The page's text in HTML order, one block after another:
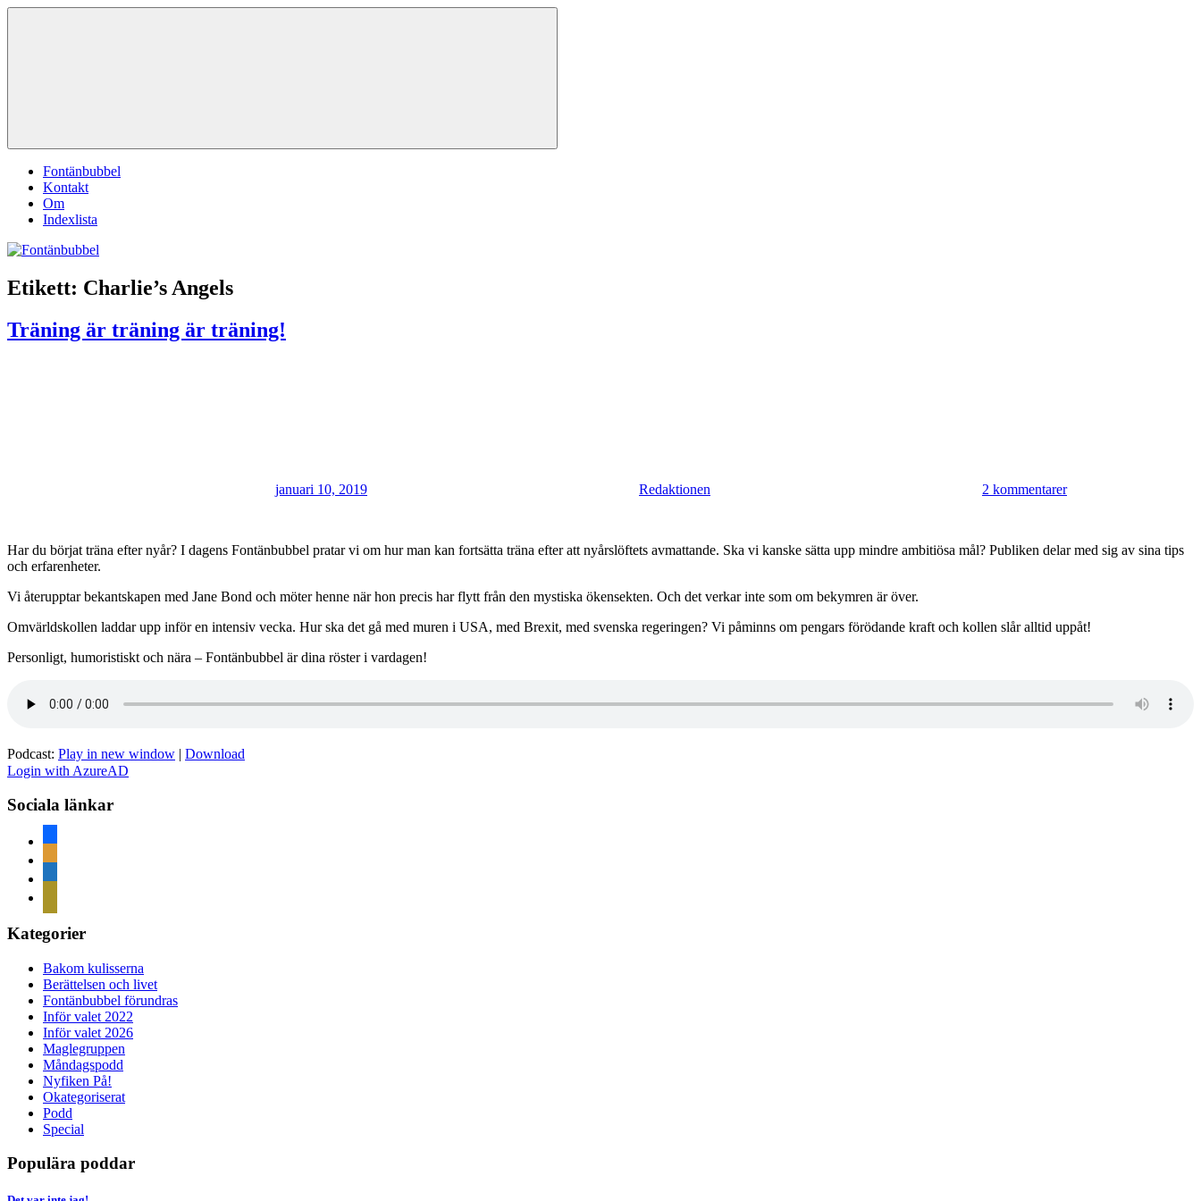
Hoppa
Meny
Fontänbubbel
Kontakt
Om
Indexlista
Etikett: Charlie’s Angels
Träning är träning är träning!
januari 10, 2019 Redaktionen 2 kommentarer
Har du börjat träna efter nyår? I dagens Fontänbubbel pratar vi om hur man kan fortsätta träna efter att nyårslöftets avmattande. Ska vi kanske sätta upp mindre ambitiösa mål? Publiken delar med sig av sina tips
och erfarenheter.
Vi återupptar bekantskapen med Jane Bond och möter henne när hon precis har flytt från den mystiska ökensekten. Och det verkar inte som om bekymren är över.
Omvärldskollen laddar upp inför en intensiv vecka. Hur ska det gå med muren i USA, med Brexit, med svenska regeringen? Vi påminns om pengars förödande kraft och kollen slår alltid uppåt!
Personligt, humoristiskt och nära – Fontänbubbel är dina röster i vardagen!
Podcast: Play in new window | Download
Login with AzureAD
Sociala länkar
Kategorier
Bakom kulisserna
Berättelsen och livet
Fontänbubbel förundras
Inför valet 2022
Inför valet 2026
Maglegruppen
Måndagspodd
Nyfiken På!
Okategoriserat
Podd
Special
Populära poddar